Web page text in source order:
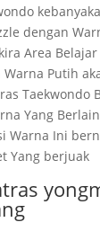
dengan
Area
Putih
Taekwondo
Yang
Warna Ini
Yang berjuak